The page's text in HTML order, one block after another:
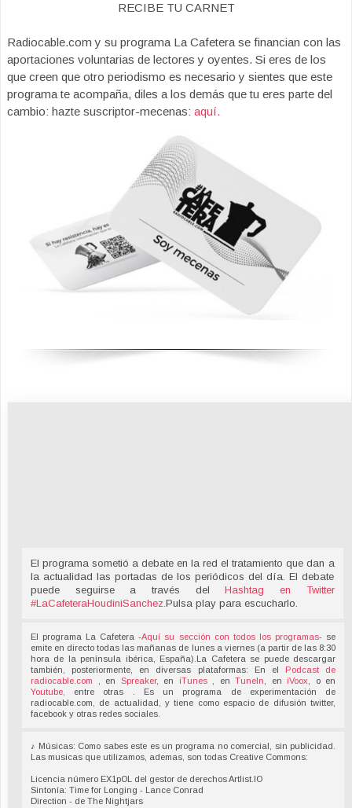
RECIBE TU CARNET
Radiocable.com y su programa La Cafetera se financian con las
aportaciones voluntarias de lectores y oyentes. Si eres de los
que creen que otro periodismo es necesario y sientes que este
programa te acompaña, diles a los demás que tu eres parte del
cambio: hazte suscriptor-mecenas: aquí.
El programa sometió a debate en la red el tratamiento que dan a
la actualidad las portadas de los periódicos del día. El debate
puede seguirse a través delHashtag en Twitter
#LaCafeteraHoudiniSanchez Pulsa play para escucharlo.
El programa La Cafetera -Aquí su sección con todos los programas- se
emite en directo todas las mañanas de lunes a viernes (a partir de las 8:30
hora de la península ibérica, España).La Cafetera se puede descargar
también, posteriormente, en diversas plataformas: En el Podcast de
radiocable.com
, en Spreaker, en iTunes , enTuneIn , en iVoox , o en
Youtube,
entre otras . Es un programa de experimentación de
radiocable.com, de actualidad, y tiene como espacio de difusión twitter,
facebook y otras redes sociales.
♪ Músicas: Como sabes este es un programa no comercial, sin publicidad.
Las musicas que utilizamos, ademas, son todas Creative Commons:
Licencia número EX1pOL del gestor de derechos Artlist.IO
Sintonía: Time for Longing - Lance Conrad
Direction - de The Nightjars